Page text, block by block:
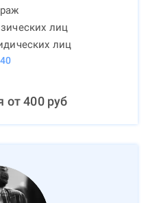
лиц
лиц
40
от400руб